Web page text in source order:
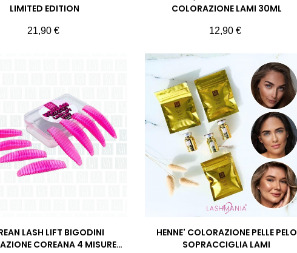
LIMITED EDITION
Prezzo
21,90 €
COLORAZIONE LAMI 30ML
Prezzo
12,90 €
LASH LIFT BIGODINI
COREANA 4 MISURE
HENNE' COLORAZIONE PELLE PELO
SOPRACCIGLIA LAMI